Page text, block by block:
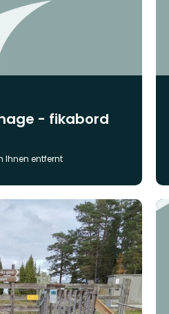
- fikabord
Ihnen entfernt